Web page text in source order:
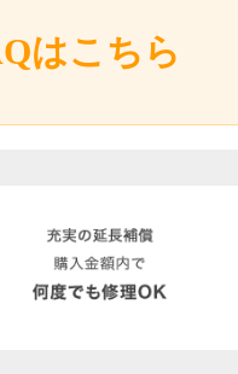
はこちら